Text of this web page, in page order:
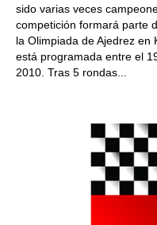
sido varias veces
competición formará parte
la Olimpiada de Ajedrez en
está programada entre el
2010. Tras 5 rondas...